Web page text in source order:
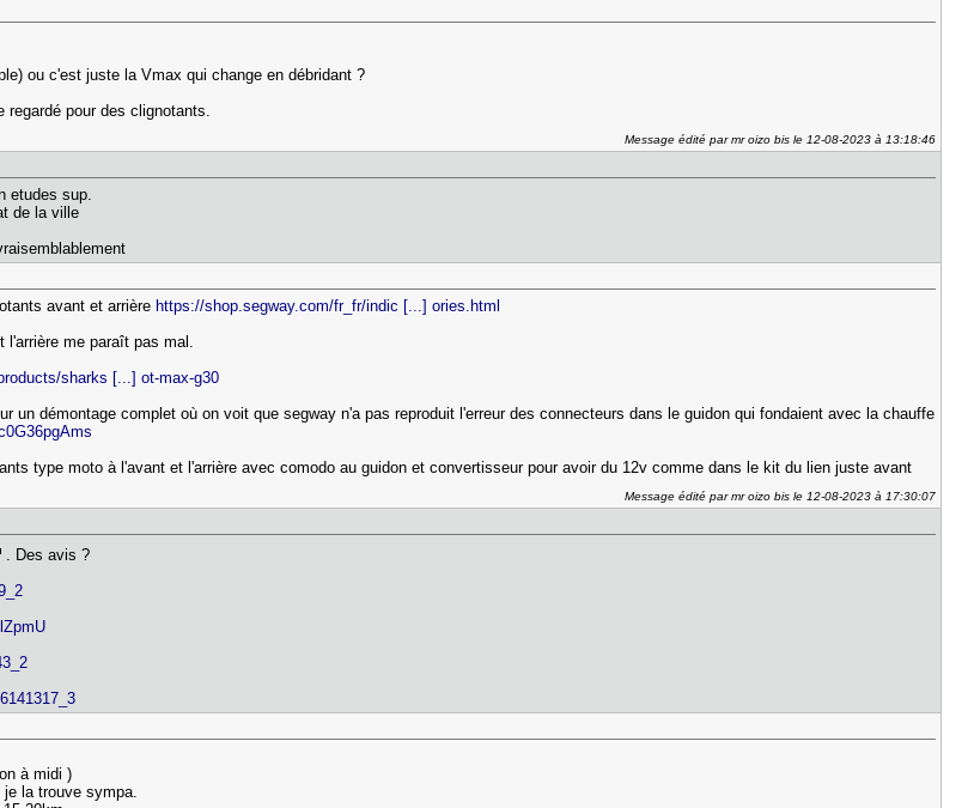
ou c'est juste la Vmax qui change en débridant ?
pour des clignotants.
Message édité par mr oizo bis le 12-08-2023 à 13:18:46
etudes sup.
de la ville
avant et arrière https://shop.segway.com/fr_fr/indic [...] ories.html
l'arrière me paraît pas mal.
sharks [...] ot-max-g30
un démontage complet où on voit que segway n'a pas reproduit l'erreur des connecteurs dans le guidon qui fondaient avec la chauffe
type moto à l'avant et l'arrière avec comodo au guidon et convertisseur pour avoir du 12v comme dans le kit du lien juste avant
Message édité par mr oizo bis le 12-08-2023 à 17:30:07
. Des avis ?
à midi )
la trouve sympa.